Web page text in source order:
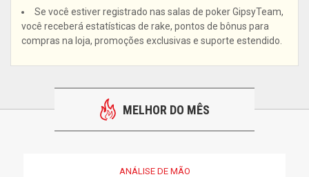
Se você estiver registrado nas salas de poker GipsyTeam,
você receberá estatísticas de rake, pontos de bônus para
compras na loja, promoções exclusivas e suporte estendido.
MELHOR DO MÊS
ANÁLISE DE MÃO